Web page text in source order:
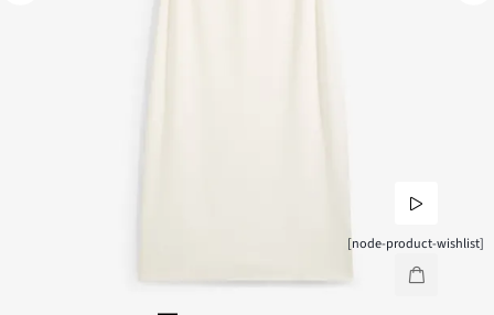
[node-product-wishlist]